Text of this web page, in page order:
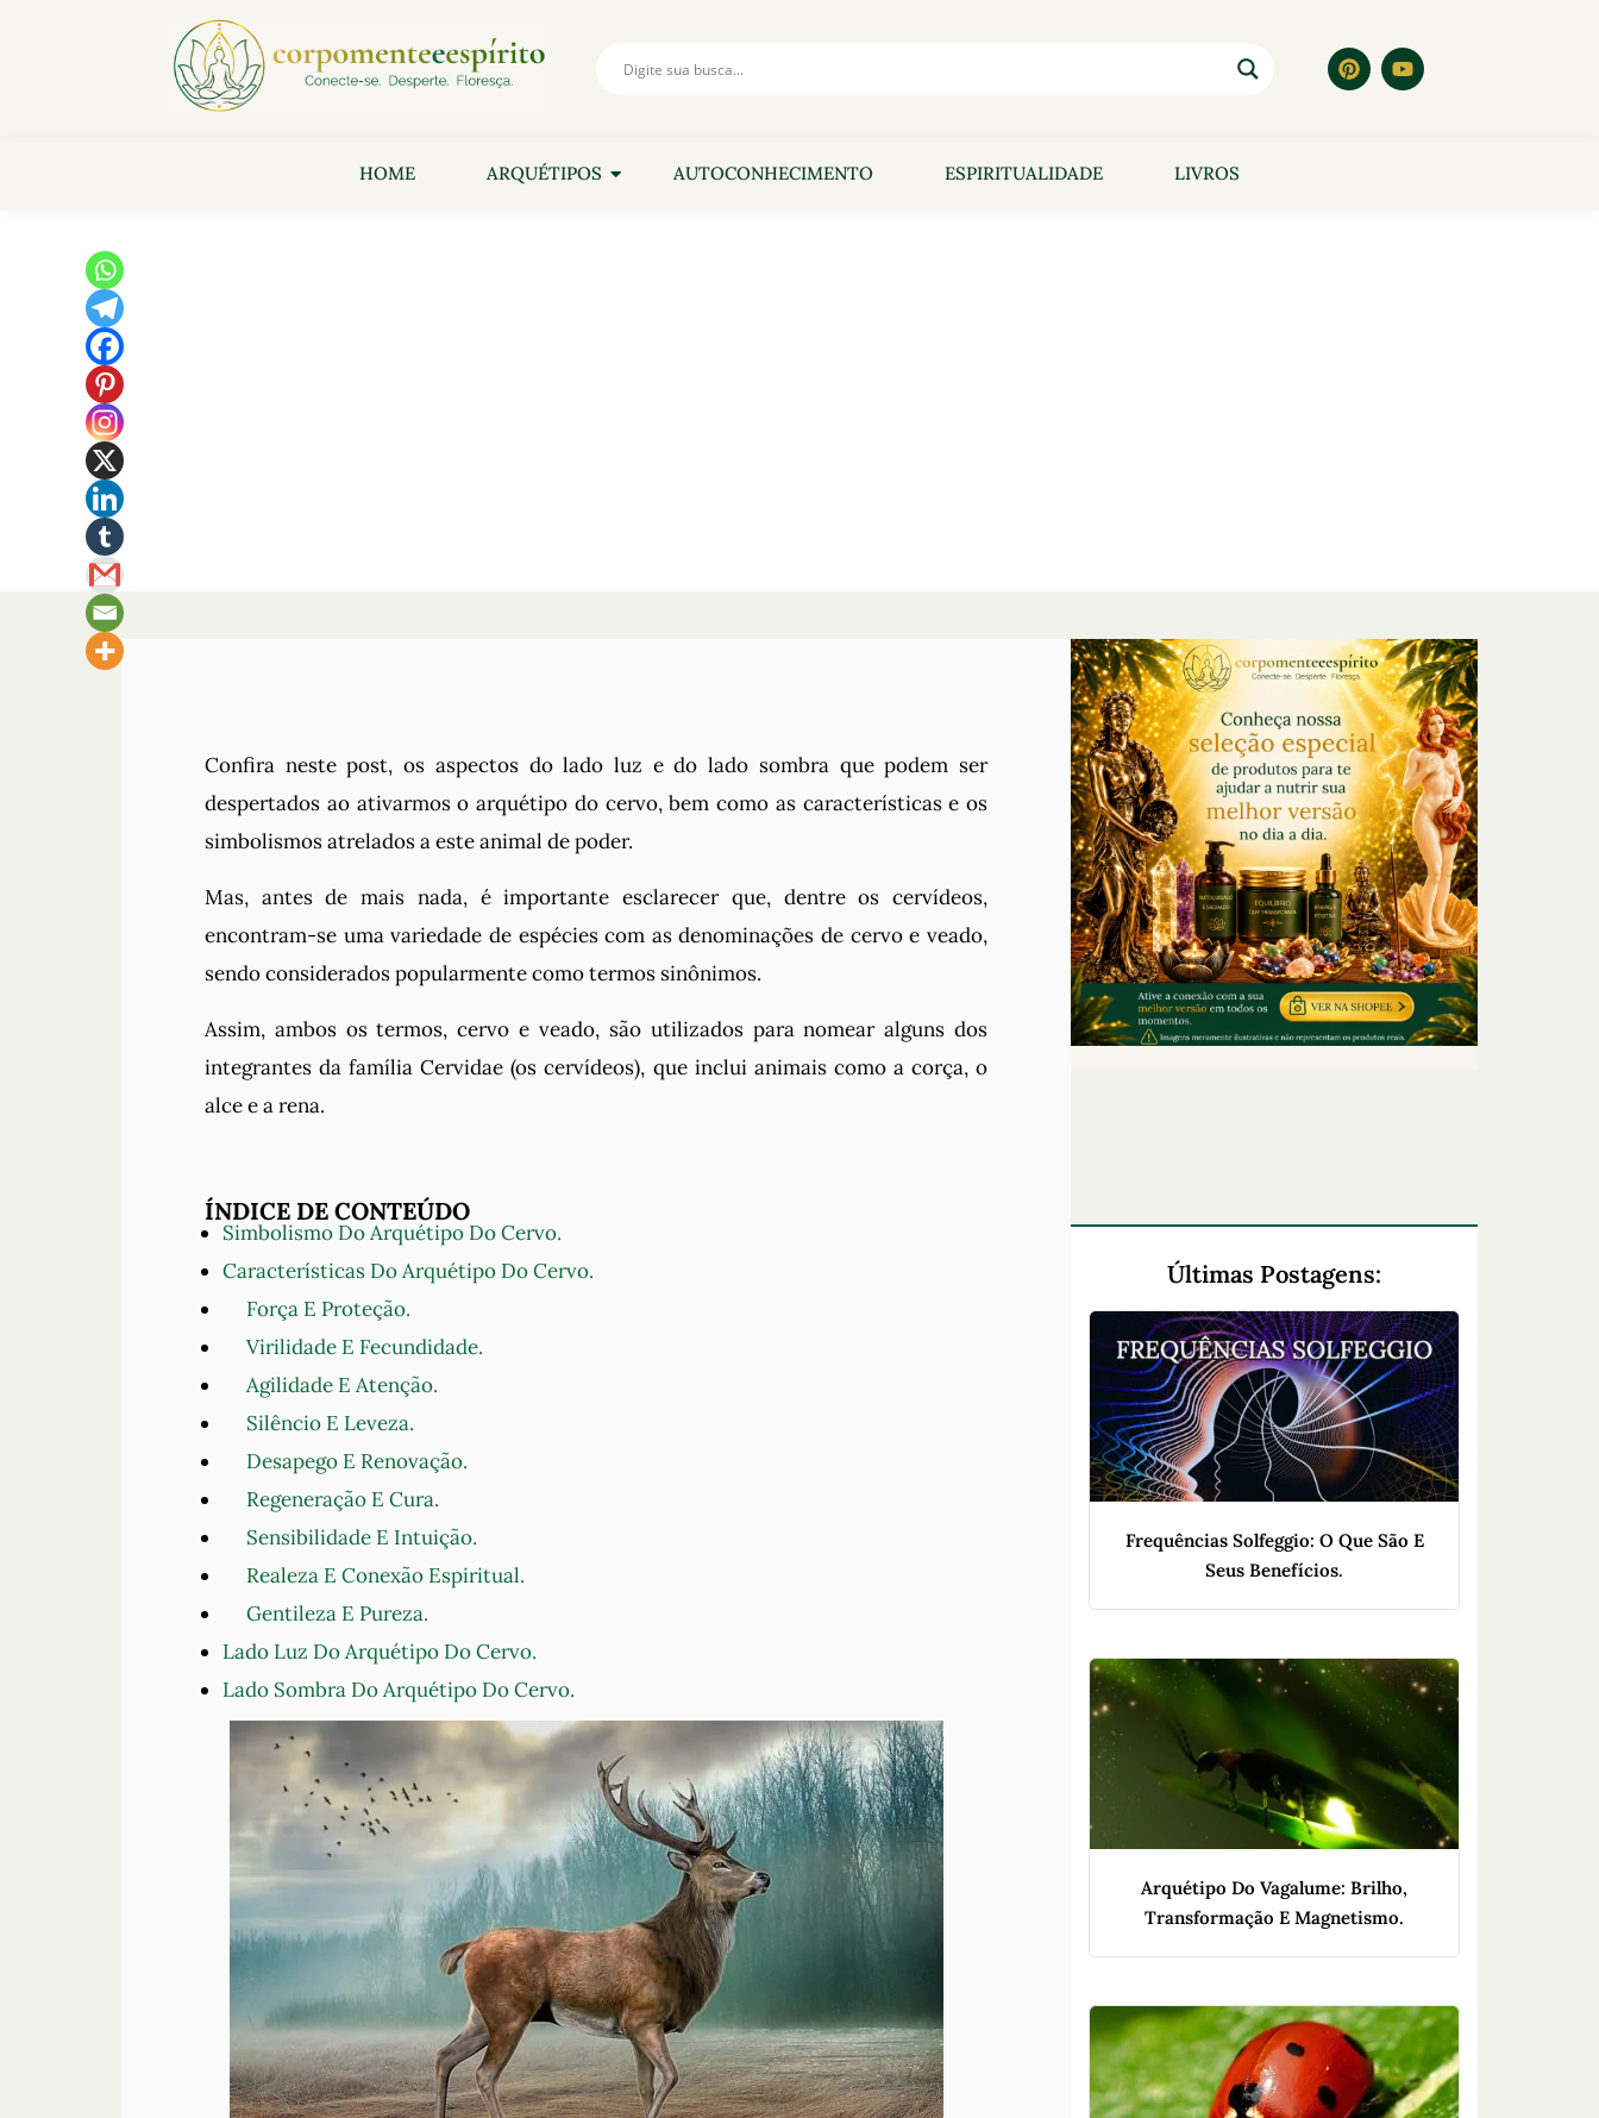
HOME ARQUÉTIPOS AUTOCONHECIMENTO ESPIRITUALIDADE LIVROS
Confira neste post, os aspectos do lado luz e do lado sombra que podem ser
despertados ao ativarmos o arquétipo do cervo, bem como as características e os
simbolismos atrelados a este animal de poder.
Mas, antes de mais nada, é importante esclarecer que, dentre os cervídeos,
encontram-se uma variedade de espécies com as denominações de cervo e veado,
sendo considerados popularmente como termos sinônimos.
Assim, ambos os termos, cervo e veado, são utilizados para nomear alguns dos
integrantes da família Cervidae (os cervídeos), que inclui animais como a corça, o
alce e a rena.
ÍNDICE DE CONTEÚDO
Simbolismo Do Arquétipo Do Cervo.
Características Do Arquétipo Do Cervo.
Força E Proteção.
Virilidade E Fecundidade.
Agilidade E Atenção.
Silêncio E Leveza.
Desapego E Renovação.
Regeneração E Cura.
Sensibilidade E Intuição.
Realeza E Conexão Espiritual.
Gentileza E Pureza.
Lado Luz Do Arquétipo Do Cervo.
Lado Sombra Do Arquétipo Do Cervo.
Últimas Postagens:
Frequências Solfeggio: O Que São E
Seus Benefícios.
Arquétipo Do Vagalume: Brilho,
Transformação E Magnetismo.